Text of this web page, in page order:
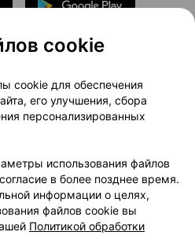
Новости проекта
Медицинский маркетинг
Доставка
Вакансии
Партнеры
103.by
в поддержку
настройки Cookie
cookie
cookie для обеспечения
его улучшения, сбора
персонализированных
использования файлов
в более позднее время.
информации о целях,
файлов cookie вы
Политикой обработки